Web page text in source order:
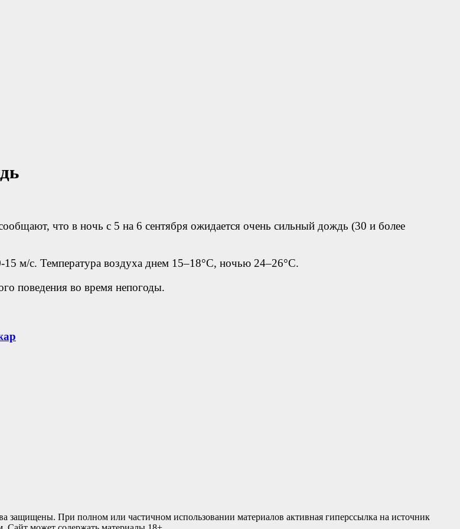
что в ночь с 5 на 6 сентября ожидается очень сильный дождь (30 и более
м/с. Температура воздуха днем 15–18°C, ночью 24–26°C.
поведения во время непогоды.
При полном или частичном использовании материалов активная гиперссылка на источник